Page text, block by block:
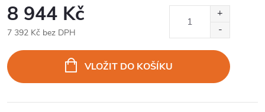
8 944 Kč
7 392 Kč bez DPH
cena:
VLOŽIT DO KOŠÍKU